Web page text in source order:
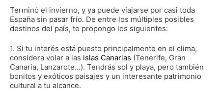
Terminó el invierno, y ya puede viajarse por casi toda
España sin pasar frío. De entre los múltiples posibles
destinos del país, te propongo los siguientes:
1. Si tu interés está puesto principalmente en el clima,
considera volar a las islas Canarias (Tenerife, Gran
Canaria, Lanzarote…). Tendrás sol y playa, pero también
bonitos y exóticos paisajes y un interesante patrimonio
cultural a tu alcance.